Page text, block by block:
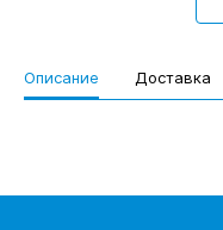
Описание Доставка